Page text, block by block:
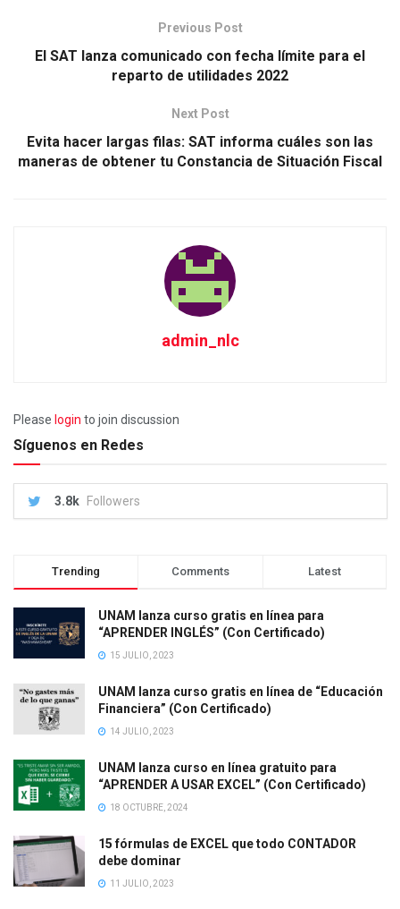
Previous Post
El SAT lanza comunicado con fecha límite para el
reparto de utilidades 2022
Next Post
Evita hacer largas filas: SAT informa cuáles son las
maneras de obtener tu Constancia de Situación Fiscal
admin_nlc
Please login to join discussion
Síguenos en Redes
3.8k Followers
Trending Comments Latest
UNAM lanza curso gratis en línea para
“APRENDER INGLÉS” (Con Certificado)
15 JULIO, 2023
UNAM lanza curso gratis en línea de “Educación
Financiera” (Con Certificado)
14 JULIO, 2023
UNAM lanza curso en línea gratuito para
“APRENDER A USAR EXCEL” (Con Certificado)
18 OCTUBRE, 2024
15 fórmulas de EXCEL que todo CONTADOR
debe dominar
11 JULIO, 2023